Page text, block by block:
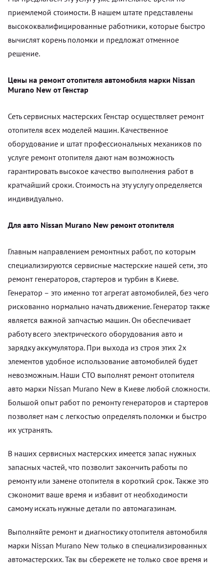
приемлемой стоимости. В нашем штате представлены
высококвалифицированные работники, которые быстро
вычислят корень поломки и предложат отменное
решение.
Цены на ремонт отопителя автомобиля марки Nissan
Murano New от Генстар
Сеть сервисных мастерских Генстар осуществляет ремонт
отопителя всех моделей машин. Качественное
оборудование и штат профессиональных механиков по
услуге ремонт отопителя дают нам возможность
гарантировать высокое качество выполнения работ в
кратчайший сроки. Стоимость на эту услугу определяется
индивидуально.
Для авто Nissan Murano New ремонт отопителя
Главным направлением ремонтных работ, по которым
специализируются сервисные мастерские нашей сети, это
ремонт генераторов, стартеров и турбин в Киеве.
Генератор – это именно тот агрегат автомобилей, без чего
рискованно нормально начать движение. Генератор также
является важной запчастью машин. Он обеспечивает
работу всего электрического оборудования авто и
зарядку аккумулятора. При выхода из строя этих 2х
элементов удобное использование автомобилей будет
невозможным. Наши СТО выполнят ремонт отопителя
авто марки Nissan Murano New в Киеве любой сложности.
Большой опыт работ по ремонту генераторов и стартеров
позволяет нам с легкостью определять поломки и быстро
их устранять.
В наших сервисных мастерских имеется запас нужных
запасных частей, что позволит закончить работы по
ремонту или замене отопителя в короткий срок. Также это
сэкономит ваше время и избавит от необходимости
самому искать нужные детали по автомагазинам.
Выполняйте ремонт и диагностику отопителя автомобиля
марки Nissan Murano New только в специализированных
автомастерских. Так вы сбережете не только свое время и